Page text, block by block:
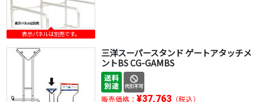
表示パネルは別売です。
三洋スーパースタンド ゲートアタッチメ
ントBS CG-GAMBS
販売価格： ¥37,763（税込）